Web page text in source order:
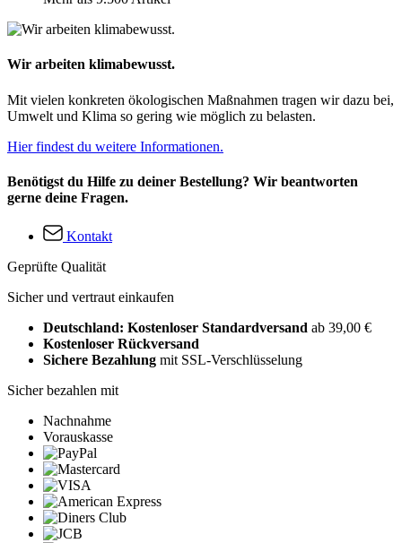
Wir arbeiten klimabewusst.
Mit vielen konkreten ökologischen Maßnahmen tragen wir dazu bei,
Umwelt und Klima so gering wie möglich zu belasten.
Hier findest du weitere Informationen.
Benötigst du Hilfe zu deiner Bestellung? Wir beantworten
gerne deine Fragen.
Kontakt
Geprüfte Qualität
Sicher und vertraut einkaufen
Deutschland: Kostenloser Standardversand ab 39,00 €
Kostenloser Rückversand
Sichere Bezahlung mit SSL-Verschlüsselung
Sicher bezahlen mit
Nachnahme
Vorauskasse